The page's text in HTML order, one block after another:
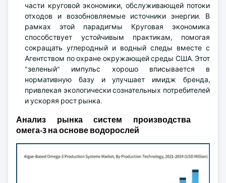
части круговой экономики, обслуживающей потоки
отходов и возобновляемые источники энергии. В
рамках этой парадигмы Круговая экономика
способствует устойчивым практикам, помогая
сокращать углеродный и водный следы вместе с
Агентством по охране окружающей среды США. Этот
"зеленый" импульс хорошо вписывается в
нормативную базу и улучшает имидж бренда,
привлекая экологически сознательных потребителей
и ускоряя рост рынка.
Анализ рынка систем производства
омега-3 на основе водорослей